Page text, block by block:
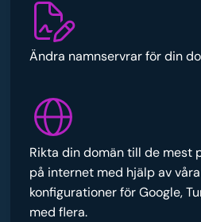
Ändra namnservrar för din
Rikta din domän till de mest
på internet med hjälp av
konfigurationer för Google,
med flera.